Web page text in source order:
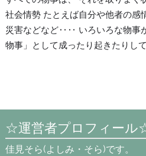
社会情勢 たとえば自分や他者の感
災害などなど‥‥ いろいろな物事
物事」として成ったり起きたりし
☆運営者プロフィール
佳見そら(よしみ・そら)です。